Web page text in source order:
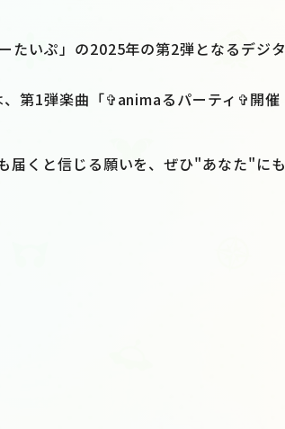
たいぷ」の2025年の第2弾となるデジタ
、第1弾楽曲「✞animaるパーティ✞開催
届くと信じる願いを、ぜひ"あなた"にも